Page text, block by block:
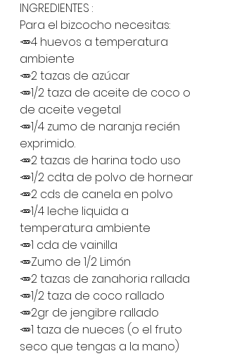
INGREDIENTES :
Para el bizcocho necesitas:
🥕4 huevos a temperatura
ambiente
🥕2 tazas de azúcar
🥕1/2 taza de aceite de coco o
de aceite vegetal
🥕1/4 zumo de naranja recién
exprimido.
🥕2 tazas de harina todo uso
🥕1/2 cdta de polvo de hornear
🥕2 cds de canela en polvo
🥕1/4 leche liquida a
temperatura ambiente
🥕1 cda de vainilla
🥕Zumo de 1/2 Limón
🥕2 tazas de zanahoria rallada
🥕1/2 taza de coco rallado
🥕2gr de jengibre rallado
🥕1 taza de nueces (o el fruto
seco que tengas a la mano)